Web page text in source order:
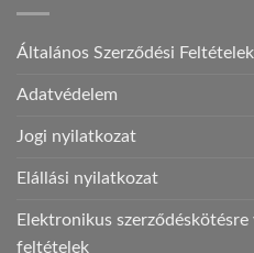
Általános Szerződési Feltételek
Adatvédelem
Jogi nyilatkozat
Elállási nyilatkozat
Elektronikus
feltételek